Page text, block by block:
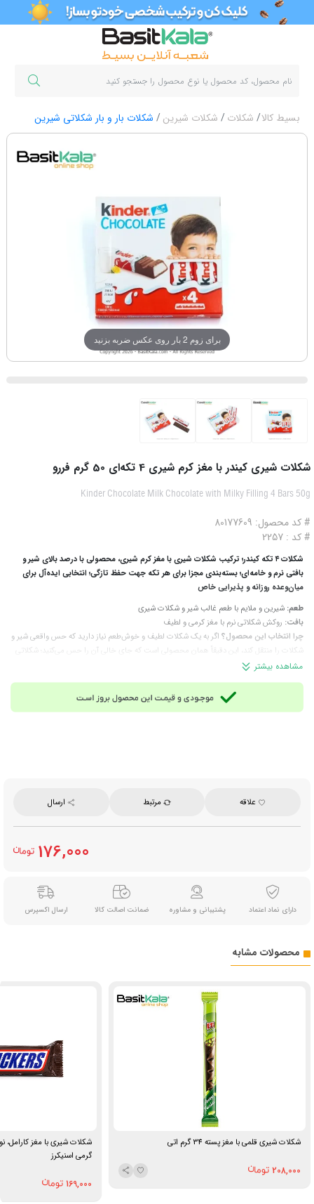
بسیط کالا شکلات شکلات شیرین شکلات بار و بار شکلاتی شیرین
برای زوم 2 بار روی عکس ضربه بزنید
شکلات شیری کیندر با مغز کرم شیری 4 تکه‌ای 50 گرم فررو
Kinder Chocolate Milk Chocolate with Milky Filling 4 Bars 50g
# کد محصول: 80177609
# کد : 2257
شکلات ۴ تکه کیندر؛ ترکیب شکلات شیری با مغز کرم شیری، محصولی با درصد بالای شیر و
بافتی نرم و خامه‌ای؛ بسته‌بندی مجزا برای هر تکه جهت حفظ تازگی؛ انتخابی ایده‌آل برای
میان‌وعده روزانه و پذیرایی خاص
طعم: شیرین و ملایم با طعم غالب شیر و شکلات شیری
بافت: روکش شکلاتی نرم با مغز کرمی و لطیف
چرا انتخاب این محصول؟ اگر به یک شکلات لطیف و خوش‌طعم نیاز دارید که حس واقعی شیر و
شکلات را منتقل کند، این دقیقاً همان محصولی است که جای خالی آن را حس می‌کنید؛ شکلاتی
که خیلی زود به انتخاب همیشگی‌تان تبدیل می‌شود.
روغن‌های گیاهی، امولسیفایر (لسیتین سویا) و طعم‌دهنده (وانیل)
توجه:
این محصول حاوی شیر و سویا است؛ اگر به این مواد حساسیت دارید در مصرف آن
ذوب‌شدن یا تغییر شکل آن وجود دارد. لطفاً پیش از ثبت سفارش این موضوع را در نظر
مشاهده بیشتر
علاقه مرتبط ارسال
176,000
دارای نماد اعتماد پشتیبانی و مشاوره ضمانت اصالت کالا ارسال اکسپرس
محصولات مشابه
شکلات شیری قلمی با مغز پسته 34 گرم اتی
208,000
گرمی اسنیکرز
169,000